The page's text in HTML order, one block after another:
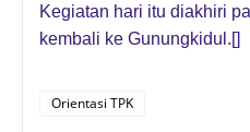
Kegiatan hari itu diakhiri
kembali ke Gunungkidul.[]
Orientasi TPK